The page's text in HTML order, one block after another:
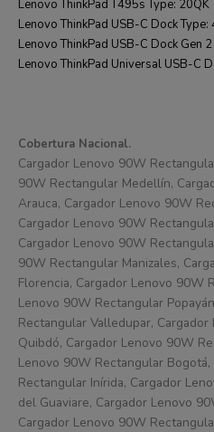
Lenovo ThinkPad T495s Type: 20QK
Lenovo ThinkPad USB-C Dock Type:
Lenovo ThinkPad USB-C Dock Gen
Lenovo ThinkPad Universal USB-C
Cobertura Nacional.
Cargador Lenovo 90W
90W Rectangular Medellín,
Arauca, Cargador Lenovo 90W
Cargador Lenovo 90W
Cargador Lenovo 90W
90W Rectangular Manizales,
Florencia, Cargador Lenovo 90W
Lenovo 90W Rectangular
Rectangular Valledupar,
Quibdó, Cargador Lenovo 90W
Lenovo 90W Rectangular
Rectangular Inírida, Cargador
del Guaviare, Cargador Lenovo
Cargador Lenovo 90W